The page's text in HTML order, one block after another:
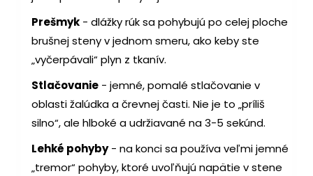
Prešmyk - dlážky rúk sa pohybujú po celej ploche
brušnej steny v jednom smeru, ako keby ste
„vyčerpávali“ plyn z tkanív.
Stlačovanie - jemné, pomalé stlačovanie v
oblasti žalúdka a črevnej časti. Nie je to „príliš
silno“, ale hlboké a udržiavané na 3-5 sekúnd.
Lehké pohyby- na konci sa používa veľmi jemné
„tremor“ pohyby, ktoré uvoľňujú napätie v stene